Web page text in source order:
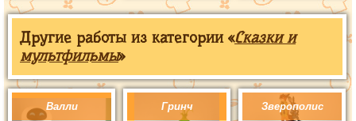
Другие работы из категории «Сказки и
мультфильмы»
Валли Гринч Зверополис